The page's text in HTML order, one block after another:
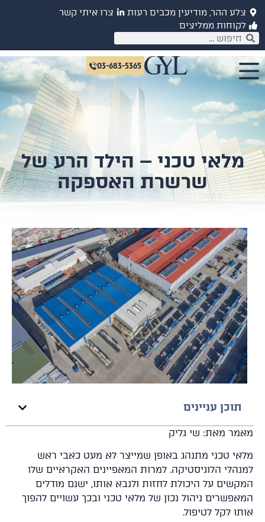
ההר, מודיעין מכבים רעות
צרו איתי קשר
ממליצים
03-683-5365
מלאי טכני – הילד הרע של
שרשרת האספקה
תוכן עניינים
מאת: שי גליק
טכני מתנהג באופן שמייצר לא מעט כאבי ראש
הלוגיסטיקה. למרות המאפיינים האקראיים שלו
על היכולת לחזות ולנבא אותו, ישנם מודלים
ניהול נכון של מלאי טכני ובכך עשויים להפוך
לקל לטיפול.